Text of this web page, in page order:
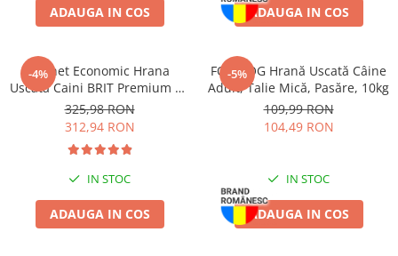
Perii & Piepteni
Accesorii Câini
Culcușuri & Saltele Câini
Castroane și Adapatori
Cuști și Genți
Zgărzi, Lese & Hamuri
Jucării Câini
Haine Câini
Pisici
Hrană Uscată Pisică
ADAUGA IN COS ADAUGA IN COS
-4%
Pachet Economic Hrana
Uscata Caini BRIT Premium by
Nature Maxi Adult 2x15kg
325,98 RON
312,94 RON
IN STOC
ADAUGA IN COS
-5%
FOR DOG Hrană Uscată Câine
Adult, Talie Mică, Pasăre, 10kg
109,99 RON
104,49 RON
IN STOC
ADAUGA IN COS